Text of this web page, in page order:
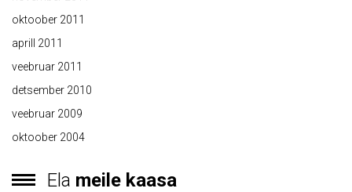
oktoober 2011
aprill 2011
veebruar 2011
detsember 2010
veebruar 2009
oktoober 2004
Ela meile kaasa